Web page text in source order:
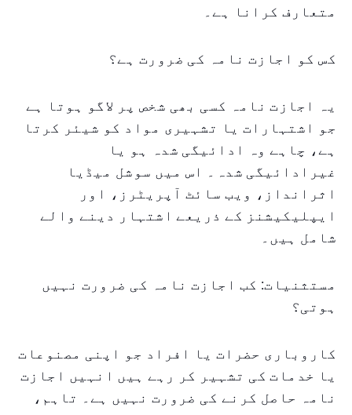
متعارف کرانا ہے۔
کس کو اجازت نامہ کی ضرورت ہے؟
یہ اجازت نامہ کسی بھی شخص پر لاگو ہوتا ہے
جو اشتہارات یا تشہیری مواد کو شیئر کرتا
ہے، چاہے وہ ادائیگی شدہ ہو یا
غیرادائیگی شدہ۔ اس میں سوشل میڈیا
اثرانداز، ویب سائٹ آپریٹرز، اور
ایپلیکیشنز کے ذریعے اشتہار دینے والے
شامل ہیں۔
مستثنیات: کب اجازت نامہ کی ضرورت نہیں
ہوتی؟
کاروباری حضرات یا افراد جو اپنی مصنوعات
یا خدمات کی تشہیر کر رہے ہیں انہیں اجازت
نامہ حاصل کرنے کی ضرورت نہیں ہے۔ تاہم،